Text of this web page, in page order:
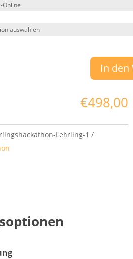
In den
€498,00
Lehrling-1